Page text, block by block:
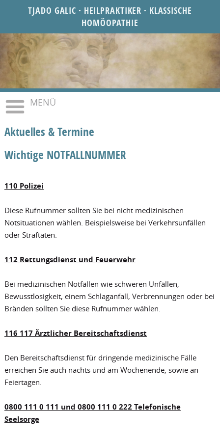
TJADO GALIC · HEILPRAKTIKER · KLASSISCHE
HOMÖOPATHIE
MENÜ
Aktuelles & Termine
Wichtige NOTFALLNUMMER
110 Polizei
Diese Rufnummer sollten Sie bei nicht medizinischen
Notsituationen wählen. Beispielsweise bei Verkehrsunfällen
oder Straftaten.
112 Rettungsdienst und Feuerwehr
Bei medizinischen Notfällen wie schweren Unfällen,
Bewusstlosigkeit, einem Schlaganfall, Verbrennungen oder bei
Bränden sollten Sie diese Rufnummer wählen.
116 117 Ärztlicher Bereitschaftsdienst
Den Bereitschaftsdienst für dringende medizinische Fälle
erreichen Sie auch nachts und am Wochenende, sowie an
Feiertagen.
0800 111 0 111 und 0800 111 0 222 Telefonische
Seelsorge